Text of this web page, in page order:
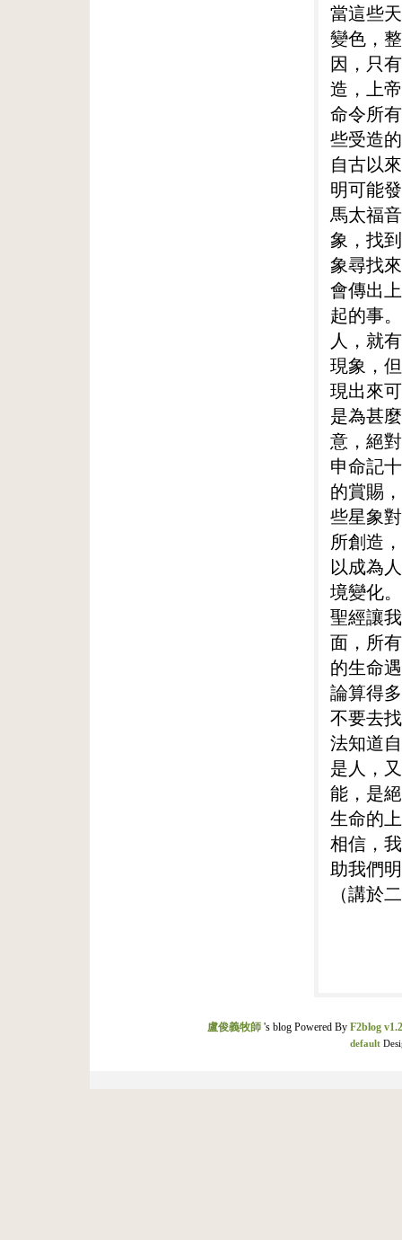
當這些
變色，
因，只
造，上
命令所
些受造
自古以
明可能
馬太福
象，找
象尋找
會傳出
起的事
人，就
現象，
現出來
是為甚
意，絕
申命記
的賞賜
些星象
所創造
以成為
境變化。
聖經讓
面，所
的生命
論算得
不要去
法知道
是人，
能，是
生命的
相信，
助我們
（講於
盧俊義牧師's blog Powered By F2blog
default